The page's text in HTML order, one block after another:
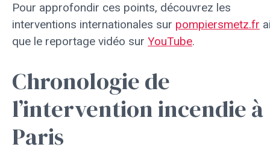
Pour approfondir ces points, découvrez les
interventions internationales sur pompiersmetz.fr
que le reportage vidéo sur YouTube.
Chronologie de
l’intervention incendie à
Paris